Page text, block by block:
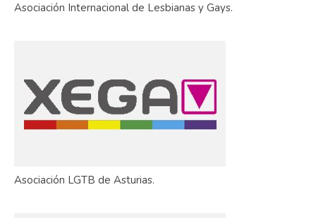
Asociación Internacional de Lesbianas y Gays.
Asociación LGTB de Asturias.